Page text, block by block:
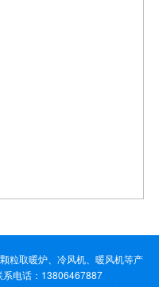
粒取暖炉、冷风机、暖风机等产
系电话：13806467887